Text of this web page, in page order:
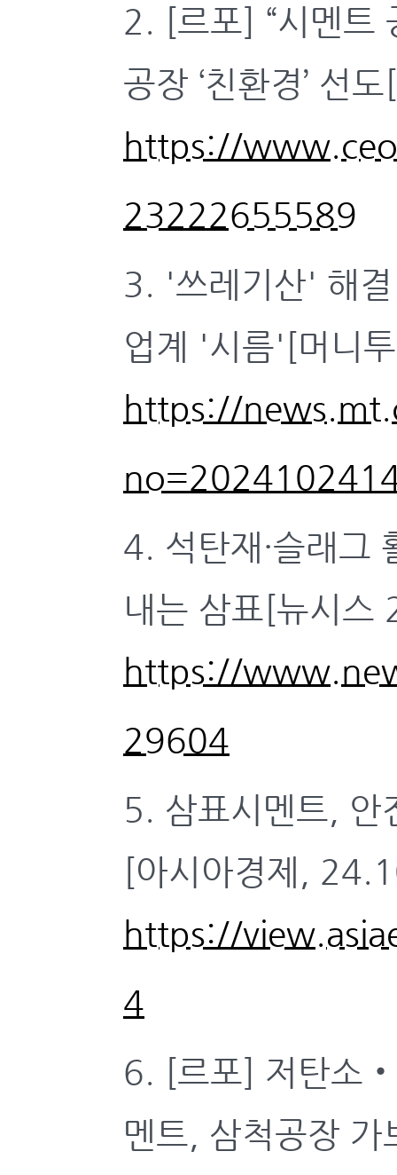
2. [르포] “시멘트
공장 ‘친환경’ 선
https://
23222655589
3. '쓰레기산' 해
업계 '시름'[머니
https://
4. 석탄재·슬래그
내는 삼표[뉴시
https://
29604
5. 삼표시멘트, 안
[아시아경제,
https://
4
6. [르포] 저탄소
멘트, 삼척공장